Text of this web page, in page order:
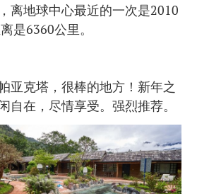
离地球中心最近的一次是2010
是6360公里。
亚克塔，很棒的地方！新年之
自在，尽情享受。强烈推荐。